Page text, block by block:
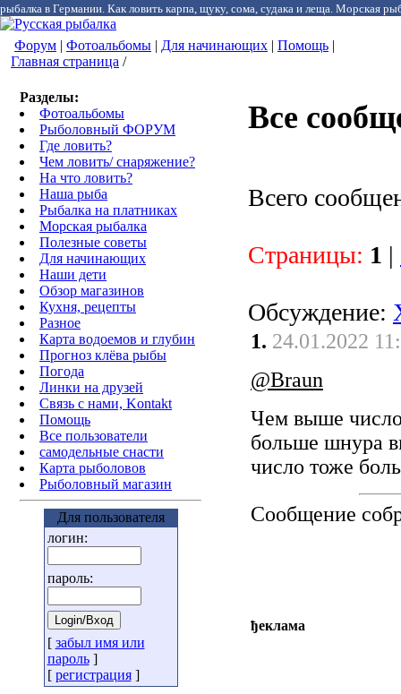
рыбалка в Германии. Как ловить карпа, щуку, сома, судака и леща. Морская
Форум | Фотоальбомы | Для начинающих | Помощь |
Главная страница /
Разделы:
Фотоальбомы
Рыболовный ФОРУМ
Где ловить?
Чем ловить/ снаряжение?
На что ловить?
Наша рыба
Рыбалка на платниках
Морская рыбалка
Полезные советы
Для начинающих
Наши дети
Обзор магазинов
Кухня, рецепты
Разное
Карта водоемов и глубин
Прогноз клёва рыбы
Погода
Линки на друзей
Связь с нами, Kontakt
Помощь
Все пользователи
самодельные снасти
Карта рыболовов
Рыболовный магазин
Для пользователя
логин:
пароль:
[ забыл имя или
пароль]
[ регистрация]
Все
Всего
Страницы: 1 |
Обсуждение:
1. 24.01.2022
@Braun
Чем выше
больше шнура
число тоже
Сообщение
ђеклама